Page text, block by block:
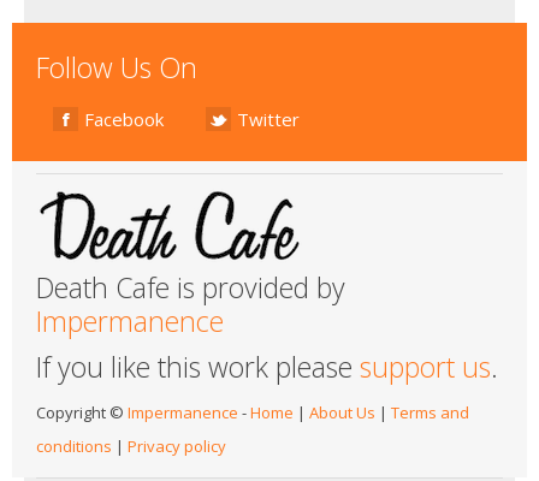
Follow Us On
Facebook Twitter
Death Cafe is provided by
Impermanence
If you like this work please support us.
Copyright © Impermanence -Home | About Us | Terms and
conditions | Privacy policy